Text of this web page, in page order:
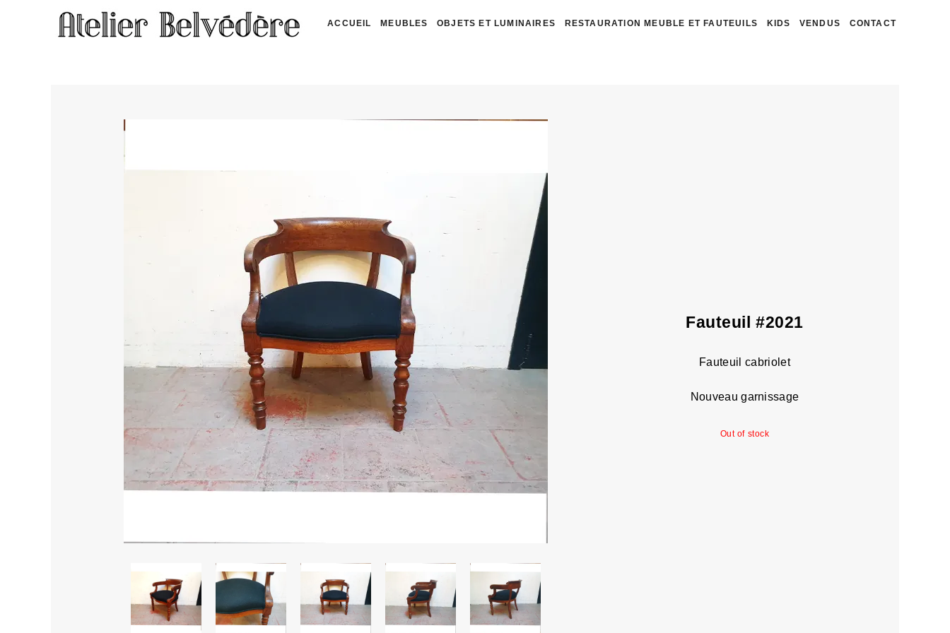
ACCUEIL MEUBLES OBJETS ET LUMINAIRES RESTAURATION MEUBLE ET FAUTEUILS KIDS VENDUS CONTACT
Meubles / Fauteuil #2021
Fauteuil #2021
Fauteuil cabriolet
Nouveau garnissage
Out of stock